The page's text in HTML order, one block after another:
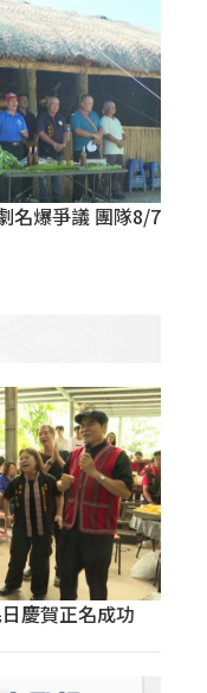
名爆爭議 團隊8/7
慶賀正名成功